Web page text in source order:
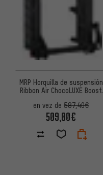
MRP Horquilla de suspensión
Ribbon Air ChocoLUXE Boost
en vez de 587,40€
509,00€